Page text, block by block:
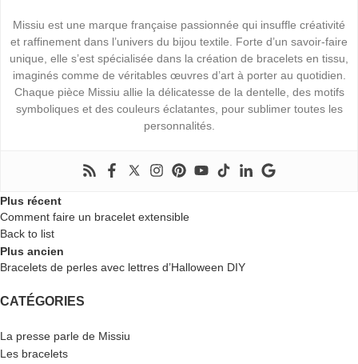
Missiu est une marque française passionnée qui insuffle créativité
et raffinement dans l’univers du bijou textile. Forte d’un savoir-faire
unique, elle s’est spécialisée dans la création de bracelets en tissu,
imaginés comme de véritables œuvres d’art à porter au quotidien.
Chaque pièce Missiu allie la délicatesse de la dentelle, des motifs
symboliques et des couleurs éclatantes, pour sublimer toutes les
personnalités.
Plus récent
Comment faire un bracelet extensible
Back to list
Plus ancien
Bracelets de perles avec lettres d’Halloween DIY
CATÉGORIES
La presse parle de Missiu
Les bracelets